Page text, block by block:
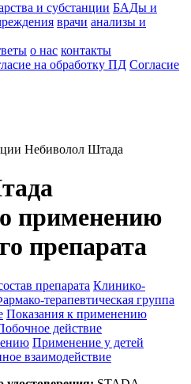
и субстанции БАДы и
врачи анализы и
о нас контакты
на обработку ПД Согласие
Небиволол Штада
применению
препарата
препарата Клинико-
терапевтическая группа
Показания к применению
действие
Применение у детей
взаимодействие